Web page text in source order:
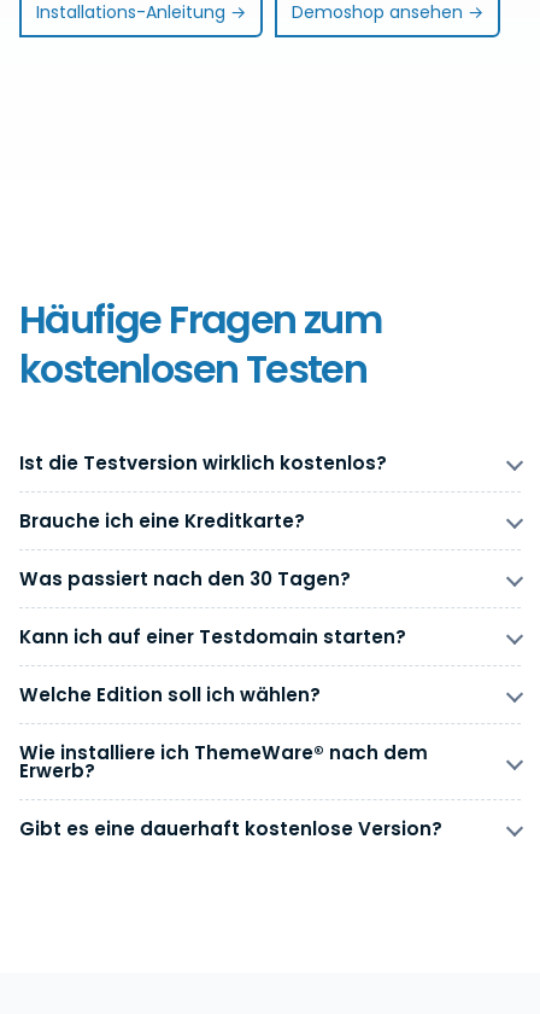
Installations-Anleitung → Demoshop ansehen →
Häufige Fragen zum
kostenlosen Testen
Ist die Testversion wirklich kostenlos?
Brauche ich eine Kreditkarte?
Was passiert nach den 30 Tagen?
Kann ich auf einer Testdomain starten?
Welche Edition soll ich wählen?
Wie installiere ich ThemeWare® nach dem
Erwerb?
Gibt es eine dauerhaft kostenlose Version?